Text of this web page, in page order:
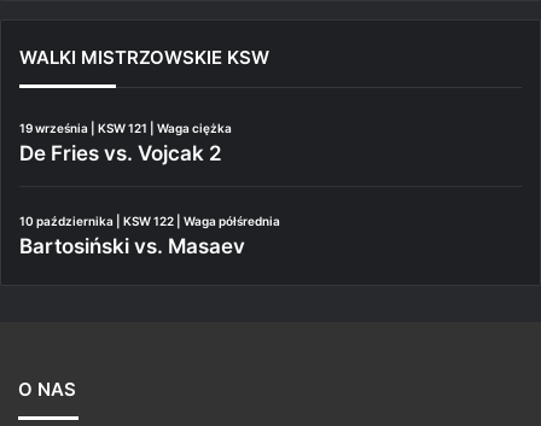
WALKI MISTRZOWSKIE KSW
19 września | KSW 121 | Waga ciężka
De Fries vs. Vojcak 2
10 października | KSW 122 | Waga półśrednia
Bartosiński vs. Masaev
O NAS